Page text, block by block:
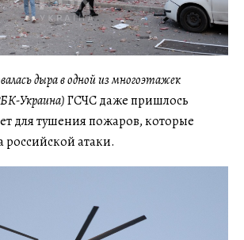
дыра в одной из многоэтажек
Украина)ГСЧС даже пришлось
для тушения пожаров, которые
атаки.